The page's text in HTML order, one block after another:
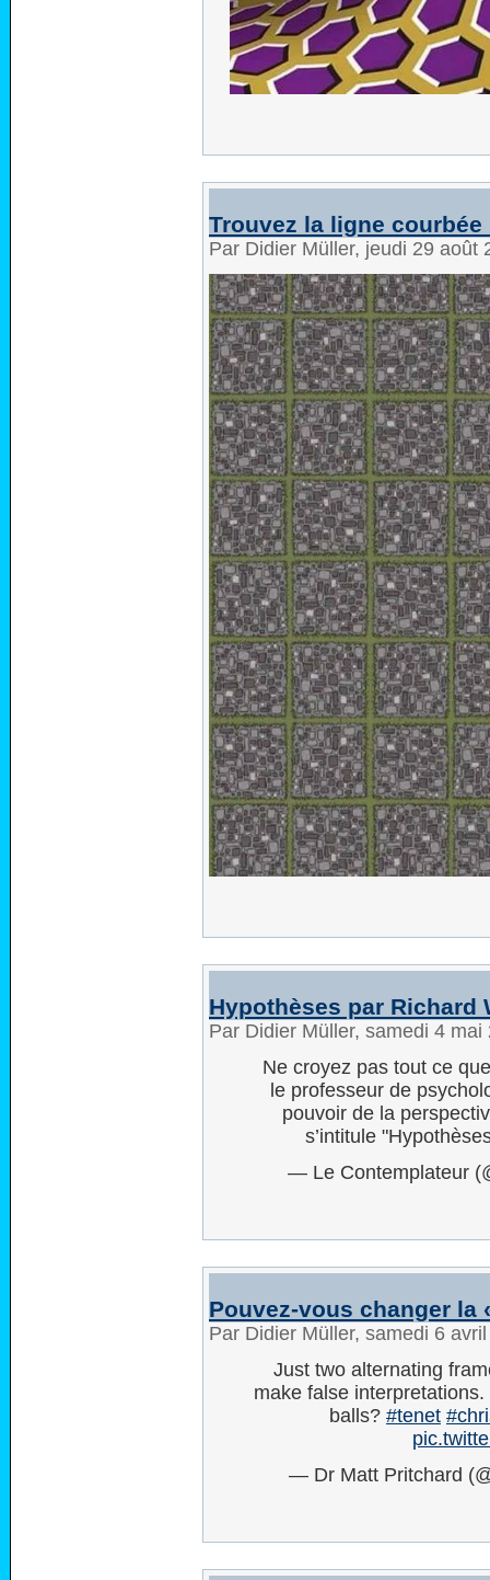
Trouvez la ligne courbée
Par Didier Müller, jeudi 29 août
Hypothèses par Richard
Par Didier Müller, samedi 4
Ne croyez pas tout ce
le professeur de
pouvoir de la
s’intitule
— Le Contemplateur
Pouvez-vous changer la
Par Didier Müller, samedi 6
Just two alternating
make false interpretations.
balls? #tenet
— Dr Matt Pritchard